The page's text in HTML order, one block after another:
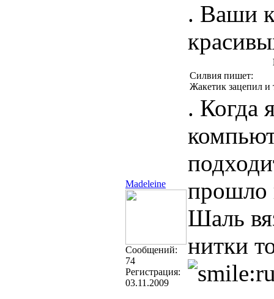
Madeleine
Cообщений:
74
Регистрация:
03.11.2009
. Ваши
Силвия пишет:
Жакетик зацепил и
. Когда
прошло
Шаль
нитки